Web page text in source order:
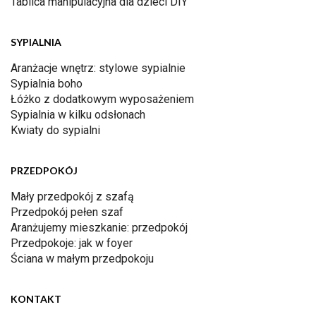
SYPIALNIA
Aranżacje wnętrz: stylowe sypialnie
Sypialnia boho
Łóżko z dodatkowym wyposażeniem
Sypialnia w kilku odsłonach
Kwiaty do sypialni
PRZEDPOKÓJ
Mały przedpokój z szafą
Przedpokój pełen szaf
Aranżujemy mieszkanie: przedpokój
Przedpokoje: jak w foyer
Ściana w małym przedpokoju
KONTAKT